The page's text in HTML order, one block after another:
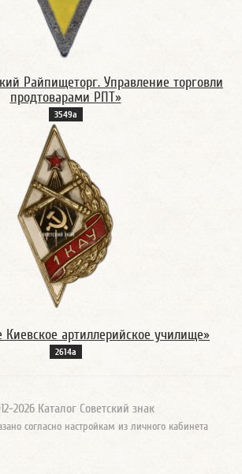
Райпищеторг. Управление торговли
продтоварами РПТ»
3549а
Киевское артиллерийское училище»
2614а
2026 Каталог Советский знак
согласно настройкам из личного кабинета